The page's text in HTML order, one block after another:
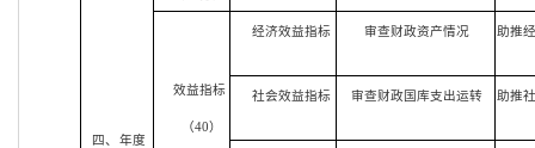
四、 年度
效益指标
（40）
经济效益指标 审查财政资产情况 助推
社会效益指标 审查财政国库支出运转 助推